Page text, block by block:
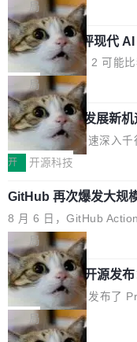
机身尺寸大幅精简。整机
功率段机身尺寸十分紧凑
巧机身有效提升市面主流
元。数字的背后是一个
业化营销服务的需求从未
的同时,服务商的竞争逻
Agency年度合辑的观察指
者最近的载体,在整个品
高了。全域营销服务商的
度,案例厚度、全域覆盖
且他们认为 ICLR/ICML/
度宣传和欺诈。」
n 这条推文引发了广泛讨
话，他是说出了一个圈内
破的事实。 Jordan 随后
「我不认为这些会议上大
或造假。问题是，作为读
看起来最令人兴奋的论文
度宣传的。」 这才是真
都有问题，是最吸引眼球
他引用的帖子来自
026 的读者：「看了篇 ...
局
xAI 前工程师评现代 AI
3 开源项目
Flash Attention 2 可能
这句话不是来自某个技
Pham 的一条推文。Hieu
的早期工程师之一，在
工作过。近日他在 X 上
认为现代 AI 领域最重要
理由很具体。FA 系列不
认为最重要的一个——复
驱动你去学 CuTe，但还
er++ 优化所淹没，足够
键的是 FA2 的持久性...
局
共商智能硬件发展新
硬件开发者日杭州站即
随着万物智联加速深入
单点设备迈向智能化、网
鸿蒙通过统一技术底座和
型智能设备的开发、连接
也为产业链企业探索产品
的空间。 8月14日，开源
（OHDD：
r Day）将在杭州启航。
链企业和开发者，邀请行
问，围绕开源鸿蒙技术能
开 开源科技
GitHub 再次爆发大规
8 月 6 日，GitHub
模服务降级，Actions 完
webhook 停发，连自托
障无法工作。Pages、
opilot coding agent 全部
恢复，大约 12 小时。 这
起事故，其中四起与 AI/
局
Prime Agent 开源发布
进的编程 Agent，
专家基线
Prime Intellect 发布了
的编程 Agent Harness
象：Recursive
局